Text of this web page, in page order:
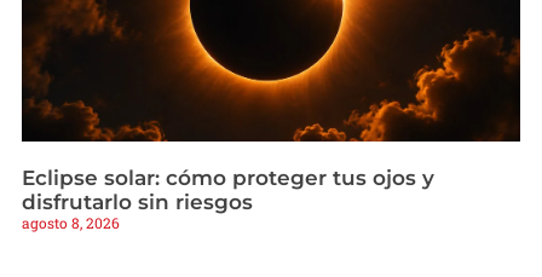
Eclipse solar: cómo proteger tus ojos y
disfrutarlo sin riesgos
agosto 8, 2026